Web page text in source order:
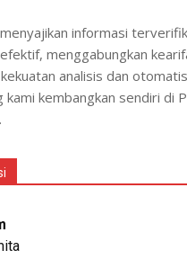
informasi
menggabungkan
analisis dan
kami kembangkan sendiri di